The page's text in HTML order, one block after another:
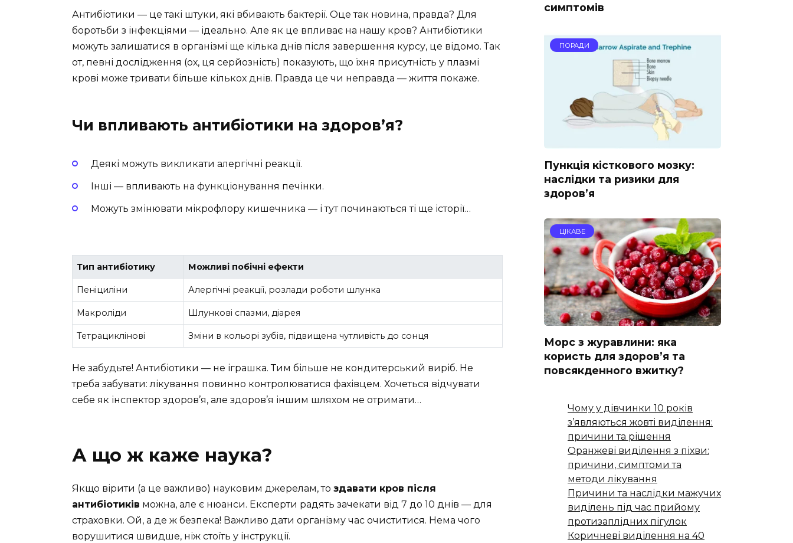
Антибіотики — це такі штуки, які вбивають бактерії. Оце так новина, правда? Для
боротьби з інфекціями — ідеально. Але як це впливає на нашу кров? Антибіотики
можуть залишатися в організмі ще кілька днів після завершення курсу, це відомо. Так
от, певні дослідження (ох, ця серйозність) показують, що їхня присутність у плазмі
крові може тривати більше кількох днів. Правда це чи неправда — життя покаже.
Чи впливають антибіотики на здоров’я?
Деякі можуть викликати алергічні реакції.
Інші — впливають на функціонування печінки.
Можуть змінювати мікрофлору кишечника — і тут починаються ті ще історії…
Тип антибіотику Можливі побічні ефекти
Пеніциліни Алергічні реакції, розлади роботи шлунка
Макроліди Шлункові спазми, діарея
Тетрациклінові Зміни в кольорі зубів, підвищена чутливість до сонця
Не забудьте! Антибіотики — не іграшка. Тим більше не кондитерський виріб. Не
треба забувати: лікування повинно контролюватися фахівцем. Хочеться відчувати
себе як інспектор здоров’я, але здоров’я іншим шляхом не отримати…
А що ж каже наука?
Якщо вірити (а це важливо) науковим джерелам, то здавати кров після
антибіотиків можна, але є нюанси. Експерти радять зачекати від 7 до 10 днів — для
страховки. Ой, а де ж безпека! Важливо дати організму час очиститися. Нема чого
ворушитися швидше, ніж стоїть у інструкції.
симптомів
ПОРАДИ
Пункція кісткового мозку:
наслідки та ризики для
здоров’я
ЦІКАВЕ
Морс з журавлини: яка
користь для здоров’я та
повсякденного вжитку?
Чому у дівчинки 10 років
з’являються жовті виділення:
причини та рішення
Оранжеві виділення з піхви:
причини, симптоми та
методи лікування
Причини та наслідки мажучих
виділень під час прийому
протизаплідних пігулок
Коричневі виділення на 40